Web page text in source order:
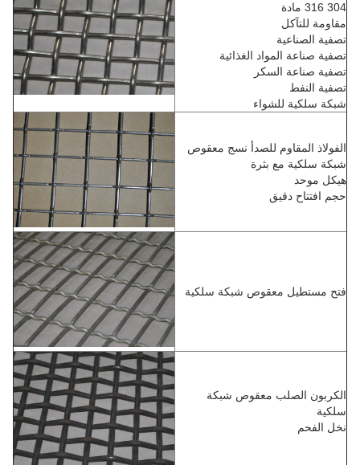
304 316 مادة
مقاومة للتآكل
تصفية الصناعية
تصفية صناعة المواد الغذائية
تصفية صناعة السكر
تصفية النفط
شبكة سلكية للشواء
الفولاذ المقاوم للصدأ نسج معقوص
شبكة سلكية مع بثرة
هيكل موحد
حجم افتتاح دقيق
فتح مستطيل معقوص شبكة سلكية
الكربون الصلب معقوص شبكة
سلكية
نخل الفحم